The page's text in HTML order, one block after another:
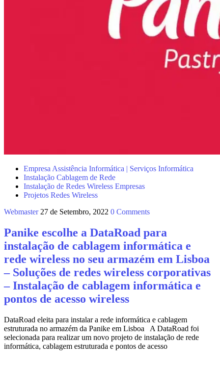
Empresa Assistência Informática | Serviços Informática
Instalação Cablagem de Rede
Instalação de Redes Wireless Empresas
Projetos Redes Wireless
Webmaster 27 de Setembro, 2022 0 Comments
Panike escolhe a DataRoad para
instalação de cablagem informática e
rede wireless no seu armazém em Lisboa
– Soluções de redes wireless corporativas
– Instalação de cablagem informática e
pontos de acesso wireless
DataRoad eleita para instalar a rede informática e cablagem
estruturada no armazém da Panike em Lisboa A DataRoad foi
selecionada para realizar um novo projeto de instalação de rede
informática, cablagem estruturada e pontos de acesso